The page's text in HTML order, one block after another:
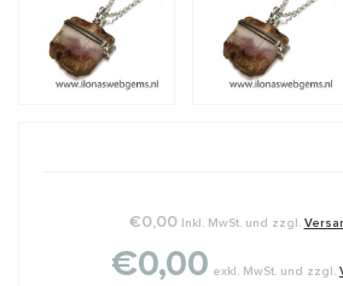
€0,00 Inkl. MwSt. und zzgl.
€0,00 exkl. MwSt. und zzgl.